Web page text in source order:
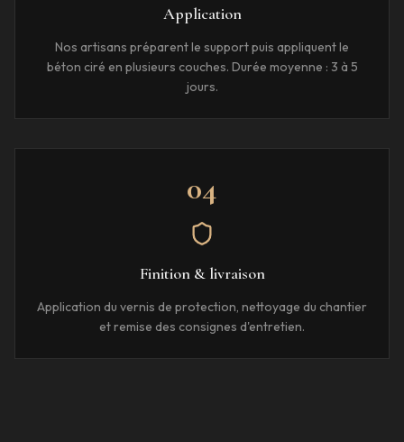
Application
Nos artisans préparent le support puis appliquent le
béton ciré en plusieurs couches. Durée moyenne : 3 à 5
jours.
04
Finition & livraison
Application du vernis de protection, nettoyage du chantier
et remise des consignes d'entretien.